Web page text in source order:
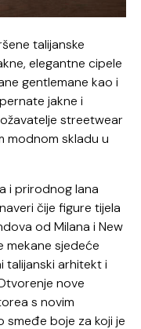
talijanske
elegantne cipele
gentlemane kao i
jakne i
streetwear
modnom skladu u
i prirodnog lana
čije figure tijela
od Milana i New
mekane sjedeće
talijanski arhitekt i
nove
s novim
smeđe boje za koji je